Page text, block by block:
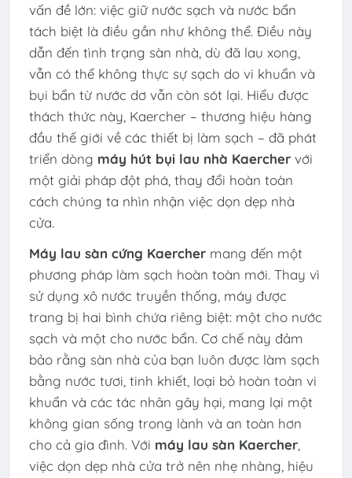
vấn đề lớn: việc giữ nước sạch và nước bẩn
tách biệt là điều gần như không thể. Điều này
dẫn đến tình trạng sàn nhà, dù đã lau xong,
vẫn có thể không thực sự sạch do vi khuẩn và
bụi bẩn từ nước dơ vẫn còn sót lại. Hiểu được
thách thức này, Kaercher – thương hiệu hàng
đầu thế giới về các thiết bị làm sạch – đã phát
triển dòng máy hút bụi lau nhà Kaerchervới
một giải pháp đột phá, thay đổi hoàn toàn
cách chúng ta nhìn nhận việc dọn dẹp nhà
cửa.
Máy lau sàn cứng Kaerchermang đến một
phương pháp làm sạch hoàn toàn mới. Thay vì
sử dụng xô nước truyền thống, máy được
trang bị hai bình chứa riêng biệt: một cho nước
sạch và một cho nước bẩn. Cơ chế này đảm
bảo rằng sàn nhà của bạn luôn được làm sạch
bằng nước tươi, tinh khiết, loại bỏ hoàn toàn vi
khuẩn và các tác nhân gây hại, mang lại một
không gian sống trong lành và an toàn hơn
cho cả gia đình. Với máy lau sàn Kaercher,
việc dọn dẹp nhà cửa trở nên nhẹ nhàng, hiệu